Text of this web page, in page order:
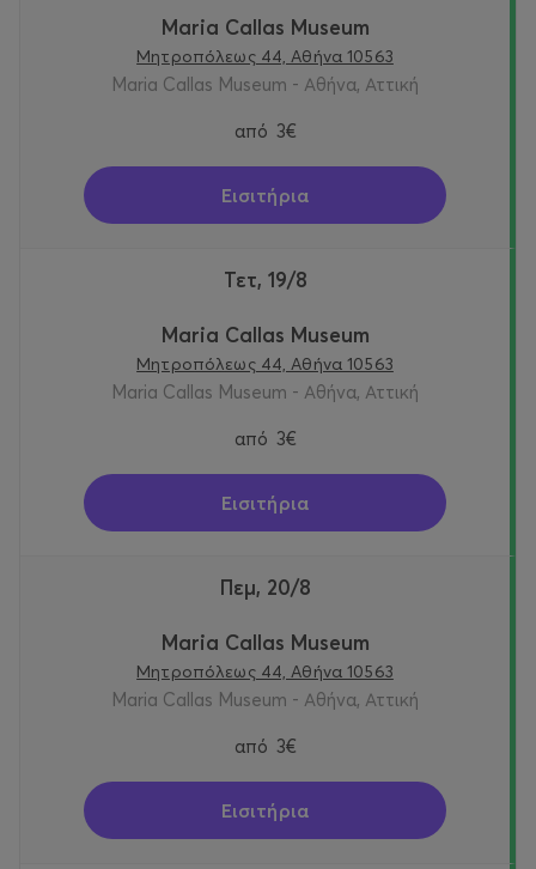
Maria Callas Museum
Μητροπόλεως 44, Αθήνα 10563
Maria Callas Museum - Αθήνα, Αττική
από 3€
Εισιτήρια
Τετ, 19/8
Maria Callas Museum
Μητροπόλεως 44, Αθήνα 10563
Maria Callas Museum - Αθήνα, Αττική
από 3€
Εισιτήρια
Πεμ, 20/8
Maria Callas Museum
Μητροπόλεως 44, Αθήνα 10563
Maria Callas Museum - Αθήνα, Αττική
από 3€
Εισιτήρια